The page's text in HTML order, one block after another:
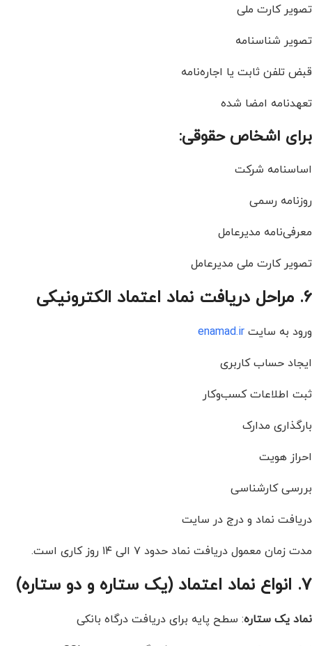
تصویر کارت ملی
تصویر شناسنامه
قبض تلفن ثابت یا اجاره‌نامه
تعهدنامه امضا شده
برای اشخاص حقوقی:
اساسنامه شرکت
روزنامه رسمی
معرفی‌نامه مدیرعامل
تصویر کارت ملی مدیرعامل
6. مراحل دریافت نماد اعتماد الکترونیکی
ورود به سایت enamad.ir
ایجاد حساب کاربری
ثبت اطلاعات کسب‌وکار
بارگذاری مدارک
احراز هویت
بررسی کارشناسی
دریافت نماد و درج در سایت
مدت زمان معمول دریافت نماد حدود ۷ الی ۱۴ روز کاری است.
7. انواع نماد اعتماد (یک ستاره و دو ستاره)
نماد یک ستاره: سطح پایه برای دریافت درگاه بانکی